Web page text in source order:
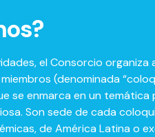
el Consorcio organiza
(denominada
se enmarca en un temática
Son sede de cada
de América Latina o